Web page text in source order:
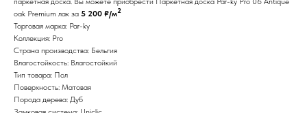
oak Premium лак за 5 200 ₽/м2
Торговая марка: Par-ky
Коллекция: Pro
Страна производства: Бельгия
Влагостойкость: Влагостойкий
Тип товара: Пол
Поверхность: Матовая
Порода дерева: Дуб